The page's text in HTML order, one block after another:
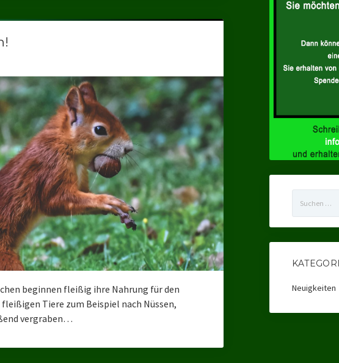
beginnen fleißig ihre Nahrung für den
Tiere zum Beispiel nach Nüssen,
vergraben…
nach:
Neuigkeiten